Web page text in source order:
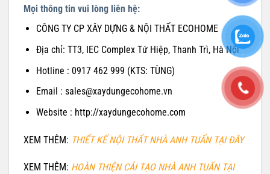
Mọi thông tin vui lòng liên hệ:
CÔNG TY CP XÂY DỰNG & NỘI THẤT ECOHOME
Địa chỉ: TT3, IEC Complex Tứ Hiệp, Thanh Trì, Hà Nội
Hotline : 0917 462 999 (KTS: TÙNG)
Email : sales@xaydungecohome.vn
Website : http://xaydungecohome.com
XEM THÊM: THIẾT KẾ NỘI THẤT NHÀ ANH TUẤN TẠI ĐÂY
XEM THÊM: HOÀN THIỆN CẢI TẠO NHÀ ANH TUẤN TẠI